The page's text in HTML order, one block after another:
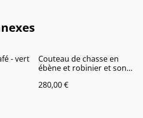
- vert
Couteau de chasse en
ébène et robinier et son
280,00 €